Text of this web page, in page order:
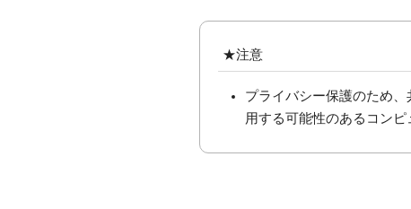
★注意
プライバシー保護のため
用する可能性のあるコン